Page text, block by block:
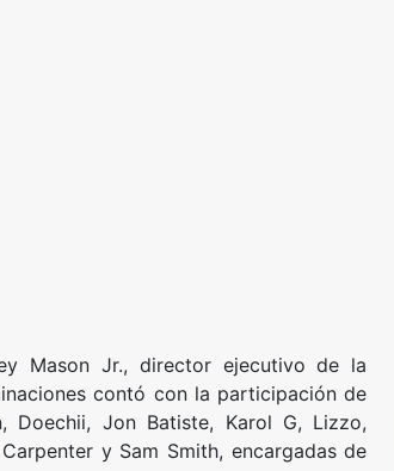
Mason Jr., director ejecutivo de la
contó con la participación de
Doechii, Jon Batiste, Karol G, Lizzo,
y Sam Smith, encargadas de